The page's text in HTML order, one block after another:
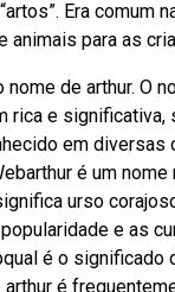
Era comum
animais para as
de arthur. O
rica e significativa,
em diversas
é um
urso
e as
é o significado
é